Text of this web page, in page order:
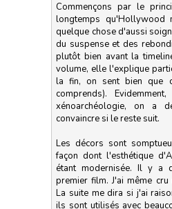
Commençons par le
longtemps
quelque chose d'aussi
du suspense et des
plutôt bien avant la
volume, elle l'explique
la fin, on sent bien que
comprends).
xénoarchéologie, on a
convaincre si le reste suit.
Les décors sont
façon dont l'esthétique
étant modernisée. Il y a
premier film. J'ai même
La suite me dira si j'ai
ils sont utilisés avec